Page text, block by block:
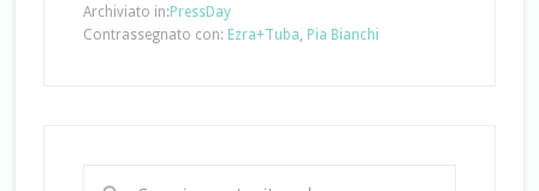
Archiviato in: PressDay
Contrassegnato con: Ezra+Tuba, Pia Bianchi